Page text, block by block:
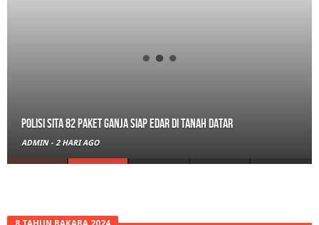
Polisi Sita 82 Paket Ganja Siap Edar di Tanah Datar
ADMIN - 2 HARI AGO